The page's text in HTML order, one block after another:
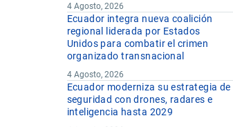
4 Agosto, 2026
Ecuador integra nueva coalición
regional liderada por Estados
Unidos para combatir el crimen
organizado transnacional
4 Agosto, 2026
Ecuador moderniza su estrategia de
seguridad con drones, radares e
inteligencia hasta 2029